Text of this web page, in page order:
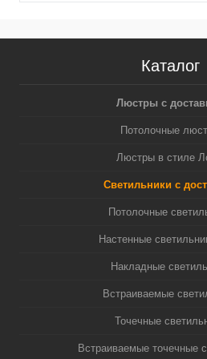
Каталог
Люстры с
Потолочные
Люстры в стиле
Светильники с
Потолочные
Настенные
Накладные
Встраиваемые
Точечные
Встраиваемые точечные